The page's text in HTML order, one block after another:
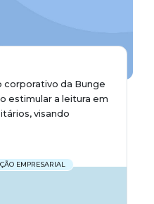
corporativo da Bunge
estimular a leitura em
visando
EMPRESARIAL